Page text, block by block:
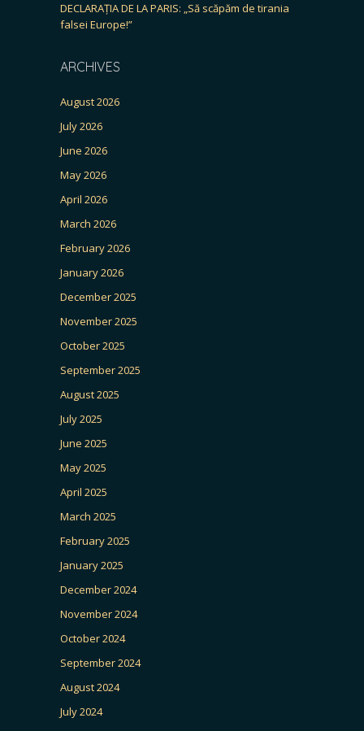
DECLARAȚIA DE LA PARIS: „Să scăpăm de tirania
falsei Europe!”
ARCHIVES
August 2026
July 2026
June 2026
May 2026
April 2026
March 2026
February 2026
January 2026
December 2025
November 2025
October 2025
September 2025
August 2025
July 2025
June 2025
May 2025
April 2025
March 2025
February 2025
January 2025
December 2024
November 2024
October 2024
September 2024
August 2024
July 2024